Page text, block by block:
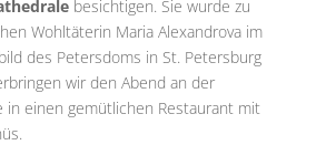
besichtigen. Sie wurde zu
Wohltäterin Maria Alexandrova im
des Petersdoms in St. Petersburg
wir den Abend an der
in einen gemütlichen Restaurant mit